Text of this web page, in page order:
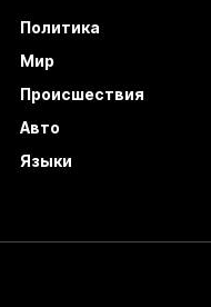
Политика
Мир
Происшествия
Авто
Языки